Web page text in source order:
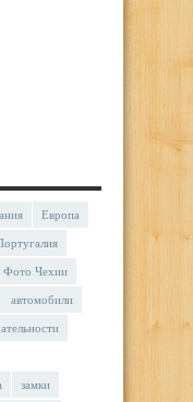
Европа
Фото Чехии
автомобили
замки